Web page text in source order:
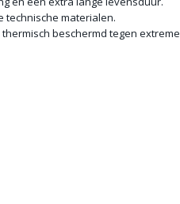
technische materialen.
beschermd tegen extreme